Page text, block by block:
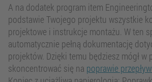
A na dodatek program item
podstawie Twojego projektu wszystkie
projektowe i instrukcje montażu. W ten
automatycznie pełną dokumentację
projektów. Dzięki temu będziesz mógł w
skoncentrować się na poprawie